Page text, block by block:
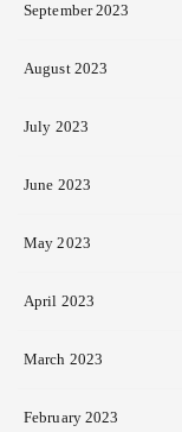
September 2023
August 2023
July 2023
June 2023
May 2023
April 2023
March 2023
February 2023